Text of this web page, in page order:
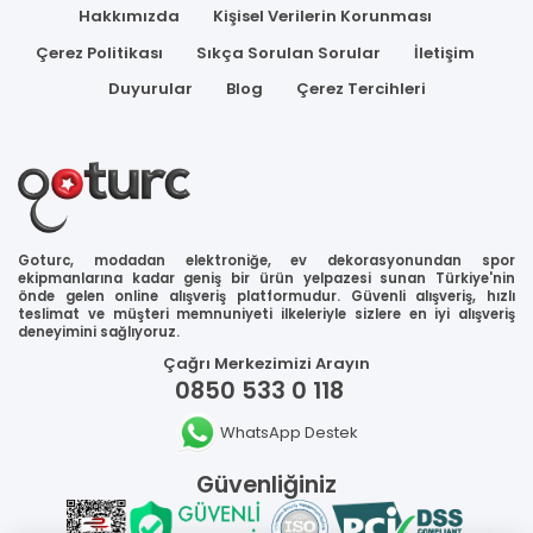
Hakkımızda
Kişisel Verilerin Korunması
Çerez Politikası
Sıkça Sorulan Sorular
İletişim
Duyurular
Blog Çerez Tercihleri
Goturc, modadan elektroniğe, ev dekorasyonundan spor
ekipmanlarına kadar geniş bir ürün yelpazesi sunan Türkiye'nin
önde gelen online alışveriş platformudur. Güvenli alışveriş, hızlı
teslimat ve müşteri memnuniyeti ilkeleriyle sizlere en iyi alışveriş
deneyimini sağlıyoruz.
Çağrı Merkezimizi Arayın
0850 533 0 118
WhatsApp Destek
Güvenliğiniz